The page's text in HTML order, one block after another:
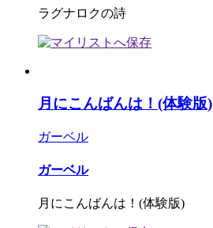
ラグナロクの詩
月にこんばんは！(体験版)
ガーベル
ガーベル
月にこんばんは！(体験版)